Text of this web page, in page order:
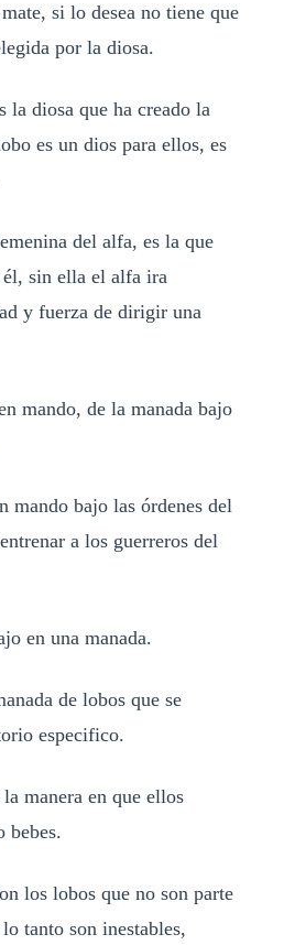
si lo desea no tiene que
por la diosa.
la diosa que ha creado la
es un dios para ellos, es
del alfa, es la que
sin ella el alfa ira
y fuerza de dirigir una
mando, de la manada bajo
mando bajo las órdenes del
a los guerreros del
en una manada.
de lobos que se
especifico.
la manera en que ellos
bebes.
los lobos que no son parte
tanto son inestables,